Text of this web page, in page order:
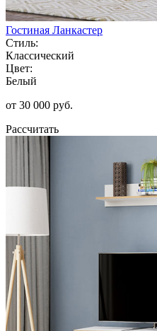
Гостиная Ланкастер
Стиль:
Классический
Цвет:
Белый
от 30 000 руб.
Рассчитать